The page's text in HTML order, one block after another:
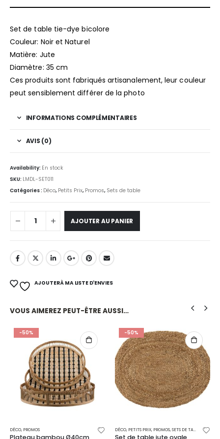
Set de table tie-dye bicolore
Couleur: Noir et Naturel
Matière: Jute
Diamètre: 35 cm
Ces produits sont fabriqués artisanalement, leur couleur
peut sensiblement différer de la photo
INFORMATIONS COMPLÉMENTAIRES
AVIS (0)
Availability: En stock
SKU: LMDL-SET011
Catégories : Déco, Petits Prix, Promos, Sets de table
AJOUTER AU PANIER
AJOUTER À MA LISTE D'ENVIES
VOUS AIMEREZ PEUT-ÊTRE AUSSI…
-50%
DÉCO, PROMOS
Plateau bambou Ø40cm
-50%
DÉCO, PETITS PRIX, PROMOS,SETS DE TABLE
Set de table jute ovale